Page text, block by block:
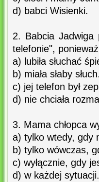
d) babci Wisienki.
2. Babcia Jadwiga
telefonie", ponieważ
a) lubiła słuchać
b) miała słaby słuch.
c) jej telefon był
d) nie chciała
3. Mama chłopca
a) tylko wtedy, gdy
b) tylko wówczas,
c) wyłącznie, gdy
d) w każdej sytuacji.